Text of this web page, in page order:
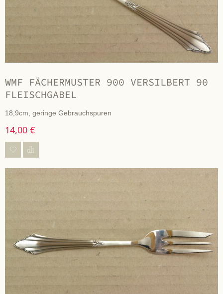
WMF FÄCHERMUSTER 900 VERSILBERT 90
FLEISCHGABEL
18,9cm, geringe Gebrauchspuren
14,00 €